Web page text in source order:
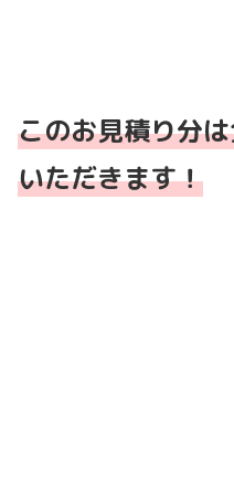
このお見積り分
いただきます！